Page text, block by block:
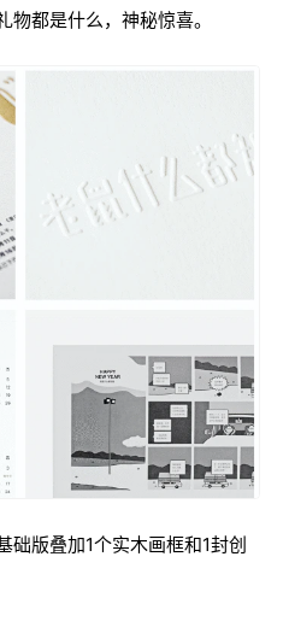
都是什么，神秘惊喜。
础版叠加1个实木画框和1封创